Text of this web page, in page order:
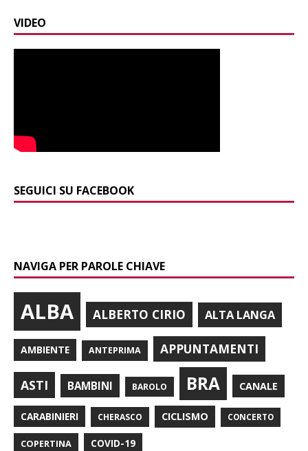
VIDEO
SEGUICI SU FACEBOOK
NAVIGA PER PAROLE CHIAVE
ALBA ALBERTO CIRIO ALTA LANGA
AMBIENTE ANTEPRIMA APPUNTAMENTI
ASTI BAMBINI BAROLO BRA CANALE
CARABINIERI CHERASCO CICLISMO CONCERTO
COPERTINA COVID-19